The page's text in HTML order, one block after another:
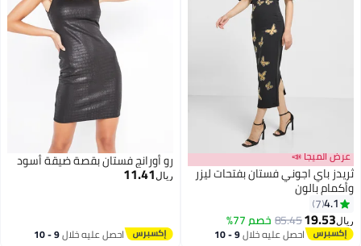
عرض الميجا 📣
ثريدز باي اجوني فستان بفتحات ليزر
وأكمام بالون
4.1
7
ريال19.53
85.45خصم 77%
احصل عليه خلال 9 - 10
رو أورانج فستان بقصة ضيقة أسود
ريال11.41
احصل عليه خلال 9 - 10